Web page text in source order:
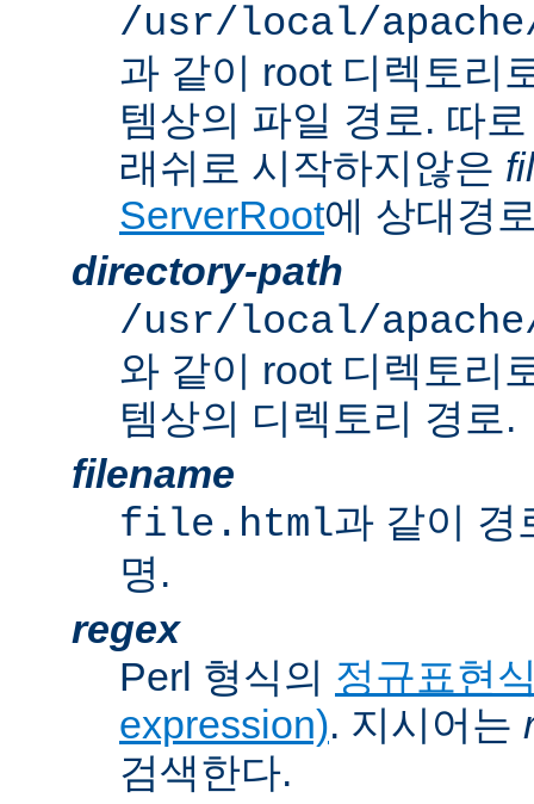
/usr/local/
과 같이 root 디렉토리
템상의 파일 경로. 따
래쉬로 시작하지않은
ServerRoot에 상대경
directory-path
/usr/local/
와 같이 root 디렉토리
템상의 디렉토리 경로.
filename
file.html과 같이 경
명.
regex
Perl 형식의 정규표현
expression). 지시어는
검색한다.